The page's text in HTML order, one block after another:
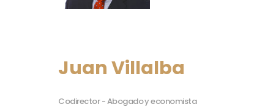
Juan Villalba
Codirector - Abogado y economista